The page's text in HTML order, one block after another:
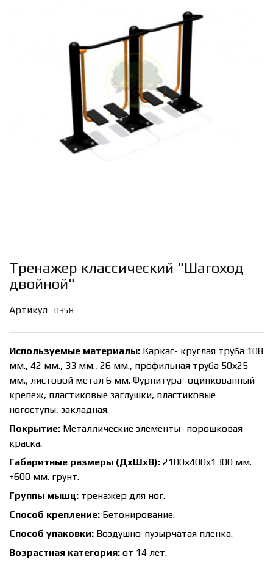
Тренажер классический "Шагоход
двойной"
Артикул 0358
Используемые материалы: Каркас- круглая труба 108
мм., 42 мм., 33 мм., 26 мм., профильная труба 50х25
мм., листовой метал 6 мм. Фурнитура- оцинкованный
крепеж, пластиковые заглушки, пластиковые
ногоступы, закладная.
Покрытие: Металлические элементы- порошковая
краска.
Габаритные размеры (ДхШхВ): 2100х400х1300 мм.
+600 мм. грунт.
Группы мышц: тренажер для ног.
Способ крепление: Бетонирование.
Способ упаковки: Воздушно-пузырчатая пленка.
Возрастная категория: от 14 лет.